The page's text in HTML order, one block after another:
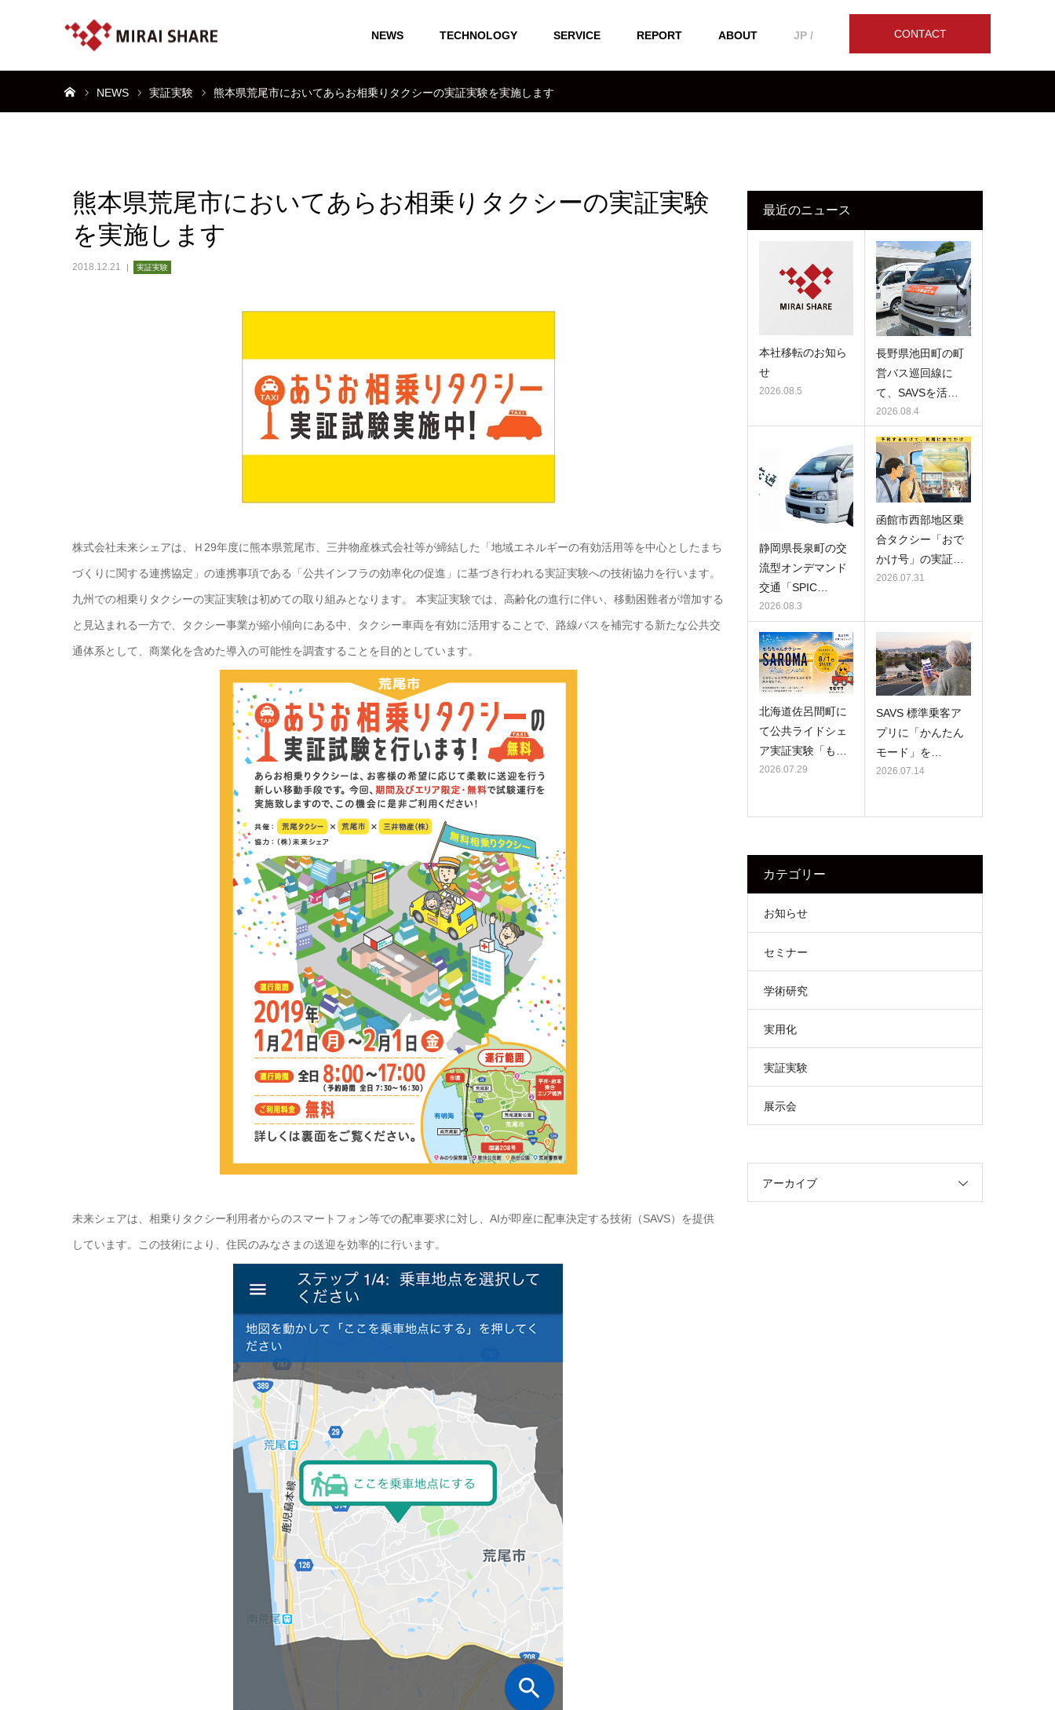
CONTACT
NEWS TECHNOLOGY SERVICE REPORT ABOUT JP /
NEWS 実証実験 熊本県荒尾市においてあらお相乗りタクシーの実証実験を実施します
熊本県荒尾市においてあらお相乗りタクシーの実証実験
を実施します
2018.12.21 実証実験
株式会社未来シェアは、Ｈ29年度に熊本県荒尾市、三井物産株式会社等が締結した「地域エネルギーの有効活用等を中心としたまち
づくりに関する連携協定」の連携事項である「公共インフラの効率化の促進」に基づき行われる実証実験への技術協力を行います。
九州での相乗りタクシーの実証実験は初めての取り組みとなります。 本実証実験では、高齢化の進行に伴い、移動困難者が増加する
と見込まれる一方で、タクシー事業が縮小傾向にある中、タクシー車両を有効に活用することで、路線バスを補完する新たな公共交
通体系として、商業化を含めた導入の可能性を調査することを目的としています。
未来シェアは、相乗りタクシー利用者からのスマートフォン等での配車要求に対し、AIが即座に配車決定する技術（SAVS）を提供
しています。この技術により、住民のみなさまの送迎を効率的に行います。
最近のニュース
本社移転のお知ら
せ
2026.08.5
長野県池田町の町
営バス巡回線に
て、SAVSを活…
2026.08.4
静岡県長泉町の交
流型オンデマンド
交通「SPIC…
2026.08.3
函館市西部地区乗
合タクシー「おで
かけ号」の実証…
2026.07.31
北海道佐呂間町に
て公共ライドシェ
ア実証実験「も…
2026.07.29
SAVS 標準乗客ア
プリに「かんたん
モード」を…
2026.07.14
カテゴリー
お知らせ
セミナー
学術研究
実用化
実証実験
展示会
アーカイブ